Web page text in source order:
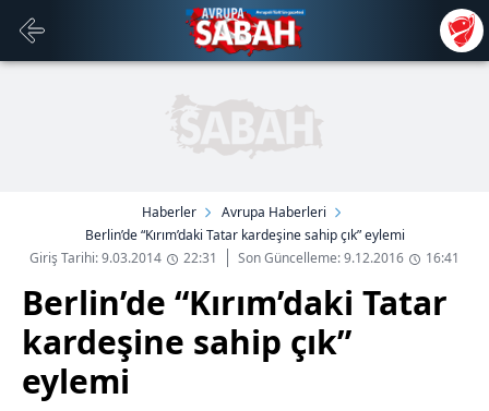
Haberler
Avrupa Haberleri
Berlin’de “Kırım’daki Tatar kardeşine sahip çık” eylemi
Giriş Tarihi: 9.03.2014
22:31 Son Güncelleme: 9.12.2016 16:41
Berlin’de “Kırım’daki Tatar
kardeşine sahip çık”
eylemi